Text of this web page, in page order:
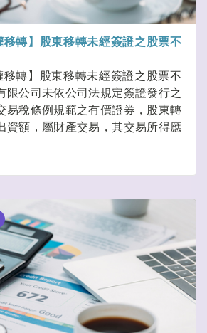
移轉】股東移轉未經簽證之股票不
移轉】股東移轉未經簽證之股票不
限公司未依公司法規定簽證發行之
易稅條例規範之有價證券，股東轉
資額，屬財產交易，其交易所得應